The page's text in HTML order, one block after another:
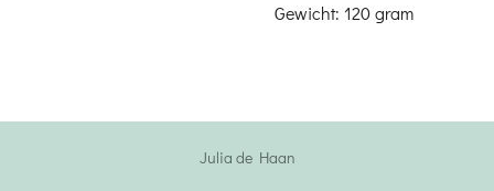
Gewicht: 120 gram
Julia de Haan